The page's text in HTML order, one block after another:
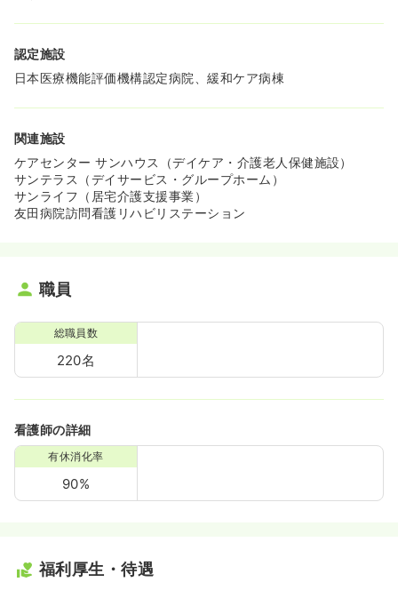
認定施設
日本医療機能評価機構認定病院、緩和ケア病棟
関連施設
ケアセンター サンハウス（デイケア・介護老人保健施設）
サンテラス（デイサービス・グループホーム）
サンライフ（居宅介護支援事業）
友田病院訪問看護リハビリステーション
職員
総職員数
220名
看護師の詳細
有休消化率
90%
福利厚生・待遇